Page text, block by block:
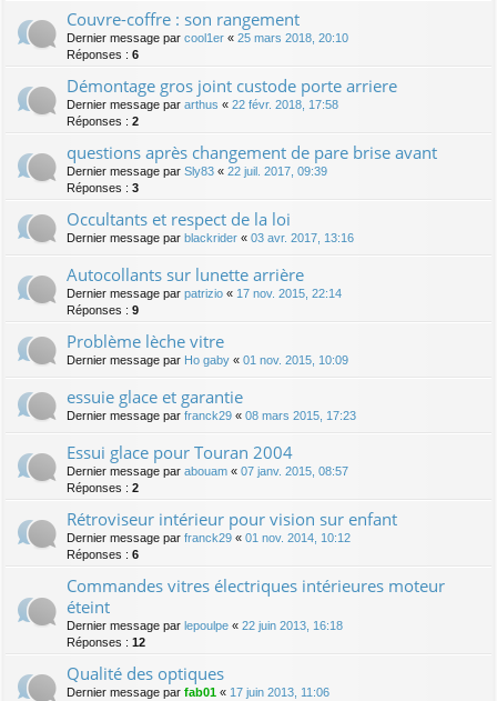
Couvre-coffre : son rangement
Dernier message par cool1er « 25 mars 2018, 20:10
Réponses : 6
Démontage gros joint custode porte arriere
Dernier message par arthus « 22 févr. 2018, 17:58
Réponses : 2
questions après changement de pare brise avant
Dernier message par Sly83 « 22 juil. 2017, 09:39
Réponses : 3
Occultants et respect de la loi
Dernier message par blackrider « 03 avr. 2017, 13:16
Autocollants sur lunette arrière
Dernier message par patrizio « 17 nov. 2015, 22:14
Réponses : 9
Problème lèche vitre
Dernier message par Ho gaby « 01 nov. 2015, 10:09
essuie glace et garantie
Dernier message par franck29 « 08 mars 2015, 17:23
Essui glace pour Touran 2004
Dernier message par abouam « 07 janv. 2015, 08:57
Réponses : 2
Rétroviseur intérieur pour vision sur enfant
Dernier message par franck29 « 01 nov. 2014, 10:12
Réponses : 6
Commandes vitres électriques intérieures moteur
éteint
Dernier message par lepoulpe « 22 juin 2013, 16:18
Réponses : 12
Qualité des optiques
Dernier message par fab01 « 17 juin 2013, 11:06